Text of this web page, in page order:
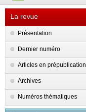
La revue
Présentation
Dernier numéro
Articles en prépublication
Archives
Numéros thématiques